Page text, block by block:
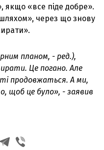
якщо «все піде добре».
через що знову
планом, - ред.),
Це погано. Але
продовжаться. А ми,
щоб це було», - заявив